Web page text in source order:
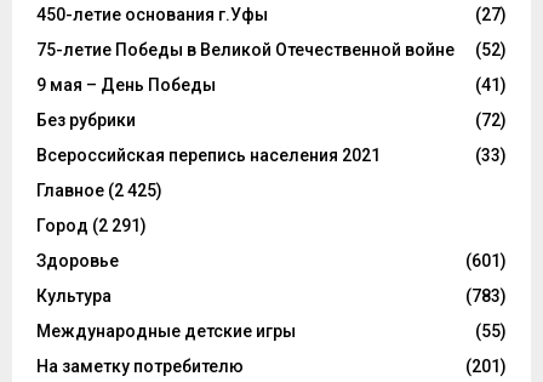
450-летие основания г.Уфы
(27)
75-летие Победы в Великой Отечественной войне
(52)
9 мая – День Победы
(41)
Без рубрики
(72)
Всероссийская перепись населения 2021
(33)
Главное (2 425)
Город (2 291)
Здоровье
(601)
Культура
(783)
Международные детские игры
(55)
На заметку потребителю
(201)